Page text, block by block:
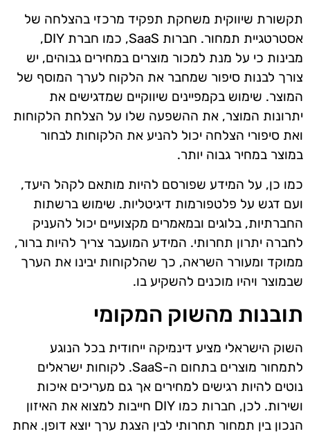
תקשורת שיווקית משחקת תפקיד מרכזי בהצלחה של
אסטרטגיית תמחור. חברות SaaS, כמו חברת DIY,
מבינות כי על מנת למכור מוצרים במחירים גבוהים, יש
צורך לבנות סיפור שמחבר את הלקוח לערך המוסף של
המוצר. שימוש בקמפיינים שיווקיים שמדגישים את
יתרונות המוצר, את ההשפעה שלו על הצלחת הלקוחות
ואת סיפורי הצלחה יכול להניע את הלקוחות לבחור
במוצר במחיר גבוה יותר.
כמו כן, על המידע שפורסם להיות מותאם לקהל היעד,
ועם דגש על פלטפורמות דיגיטליות. שימוש ברשתות
החברתיות, בלוגים ובמאמרים מקצועיים יכול להעניק
לחברה יתרון תחרותי. המידע המועבר צריך להיות ברור,
ממוקד ומעורר השראה, כך שהלקוחות יבינו את הערך
שבמוצר ויהיו מוכנים להשקיע בו.
תובנות מהשוק המקומי
השוק הישראלי מציע דינמיקה ייחודית בכל הנוגע
לתמחור מוצרים בתחום ה-SaaS. לקוחות ישראלים
נוטים להיות רגישים למחירים אך גם מעריכים איכות
ושירות. לכן, חברות כמו DIY חייבות למצוא את האיזון
הנכון בין תמחור תחרותי לבין הצגת ערך יוצא דופן. אחת